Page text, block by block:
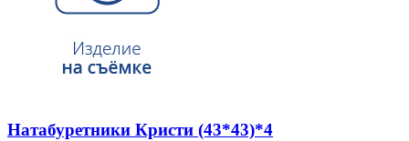
Натабуретники Кристи (43*43)*4